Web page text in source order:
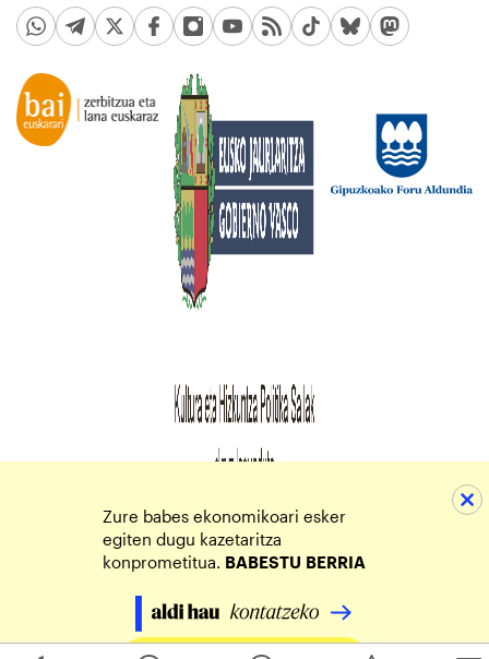
Zure babes ekonomikoari esker
egiten dugu kazetaritza
konprometitua. BABESTU BERRIA